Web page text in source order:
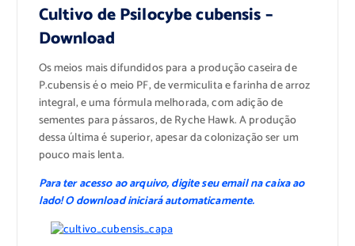
Cultivo de Psilocybe cubensis –
Download
Os meios mais difundidos para a produção caseira de
P.cubensis é o meio PF, de vermiculita e farinha de arroz
integral, e uma fórmula melhorada, com adição de
sementes para pássaros, de Ryche Hawk. A produção
dessa última é superior, apesar da colonização ser um
pouco mais lenta.
Para ter acesso ao arquivo, digite seu email na caixa ao
lado! O download iniciará automaticamente.